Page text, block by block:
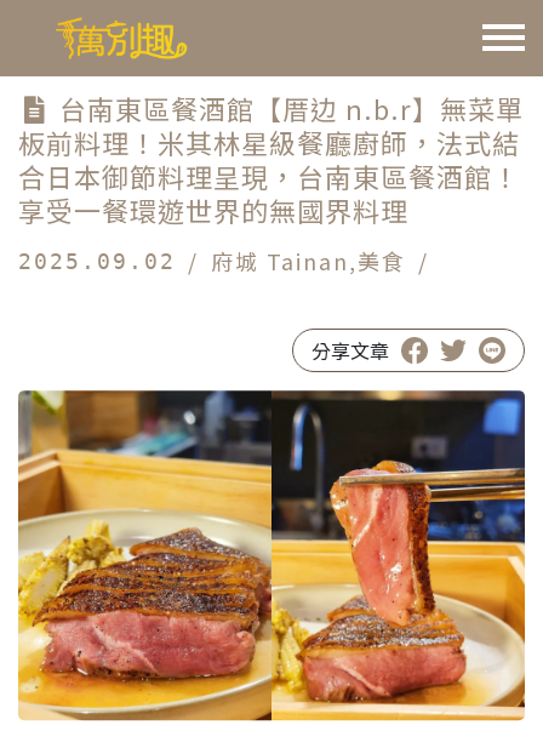
台南東區餐酒館【厝边 n.b.r】無菜單
板前料理！米其林星級餐廳廚師，法式結
合日本御節料理呈現，台南東區餐酒館！
享受一餐環遊世界的無國界料理
2025.09.02 / 府城 Tainan,美食 /
分享文章